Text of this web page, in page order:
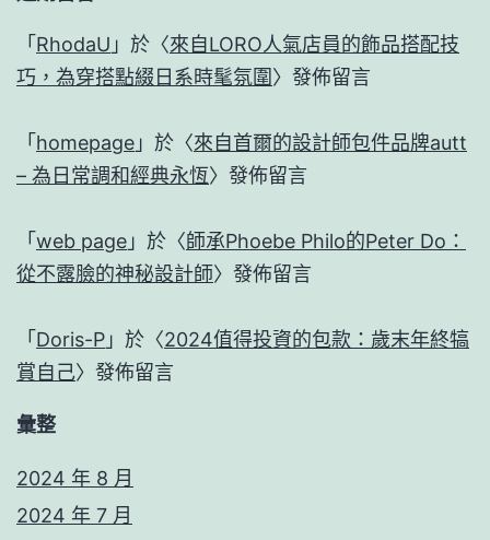
「 RhodaU 」於〈來自LORO人氣店員的飾品搭配技
巧，為穿搭點綴日系時髦氛圍〉發佈留言
「 homepage 」於〈來自首爾的設計師包件品牌autt
– 為日常調和經典永恆〉發佈留言
「 web page 」於〈師承Phoebe Philo的Peter Do：
從不露臉的神秘設計師〉發佈留言
「 Doris-P 」於〈2024值得投資的包款：歲末年終犒
賞自己〉發佈留言
彙整
2024 年 8 月
2024 年 7 月